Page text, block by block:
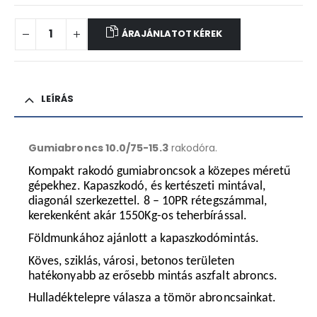
ÁRAJÁNLATOT KÉREK
LEÍRÁS
Gumiabroncs 10.0/75-15.3rakodóra.
Kompakt rakodó gumiabroncsok a közepes méretű
gépekhez. Kapaszkodó, és kertészeti mintával,
diagonál szerkezettel. 8 – 10PR rétegszámmal,
kerekenként akár 1550Kg-os teherbírással.
Földmunkához ajánlott a kapaszkodómintás.
Köves, sziklás, városi, betonos területen
hatékonyabb az erősebb mintás aszfalt abroncs.
Hulladéktelepre válasza a tömör abroncsainkat.